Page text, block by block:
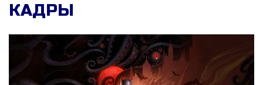
КАДРЫ